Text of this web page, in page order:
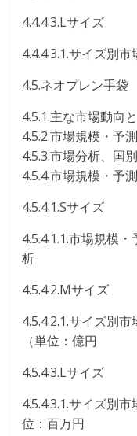
4.4.4.3.Lサイズ
4.4.4.3.1.サイズ別
4.5.ネオプレン手袋
4.5.1.主な市場動向
4.5.2.市場規模・予
4.5.3.市場分析、国別
4.5.4.市場規模・予
4.5.4.1.Sサイズ
4.5.4.1.1.市場規模
析
4.5.4.2.Mサイズ
4.5.4.2.1.サイズ別
（単位：億円
4.5.4.3.Lサイズ
4.5.4.3.1.サイズ別
位：百万円